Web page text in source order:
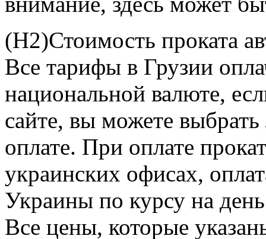
(Н2)Стоимость проката
Все тарифы в Грузии
национальной валюте,
сайте, вы можете
оплате. При оплате
украинских офисах,
Украины по курсу на
Все цены, которые